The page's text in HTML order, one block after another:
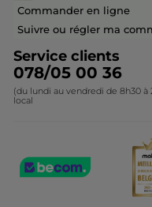
Collection de Noël
Contactez-nous
Commander en ligne
Suivre ou régler ma
Service clients
078/05 00 36
(du lundi au vendredi de 8h30 à
local